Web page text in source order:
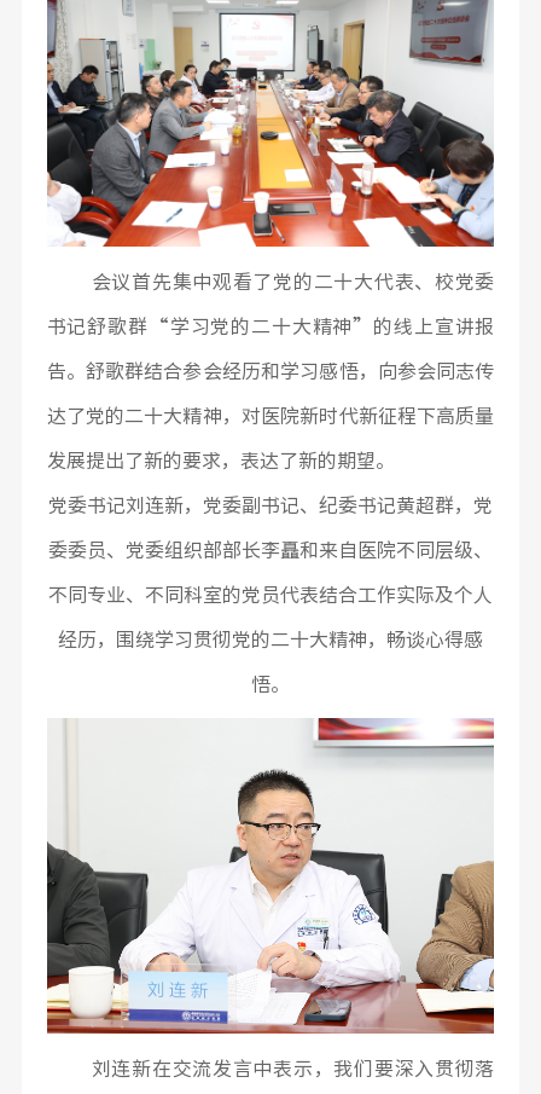
会议首先集中观看了党的二十大代表、校党委
书记舒歌群“学习党的二十大精神”的线上宣讲报
告。舒歌群结合参会经历和学习感悟，向参会同志传
达了党的二十大精神，对医院新时代新征程下高质量
发展提出了新的要求，表达了新的期望。
党委书记刘连新，党委副书记、纪委书记黄超群，党
委委员、党委组织部部长李矗和来自医院不同层级、
不同专业、不同科室的党员代表结合工作实际及个人
经历，围绕学习贯彻党的二十大精神，畅谈心得感
悟。
刘连新在交流发言中表示，我们要深入贯彻落